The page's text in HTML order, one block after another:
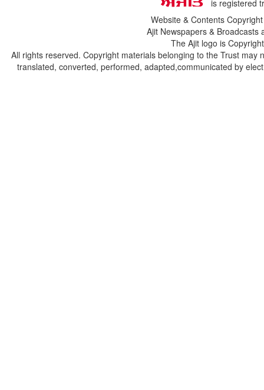
is registered
Website & Contents
Ajit Newspapers &
The Ajit logo is
All rights reserved. Copyright materials belonging to the Trust
translated, converted, performed, adapted,communicated by